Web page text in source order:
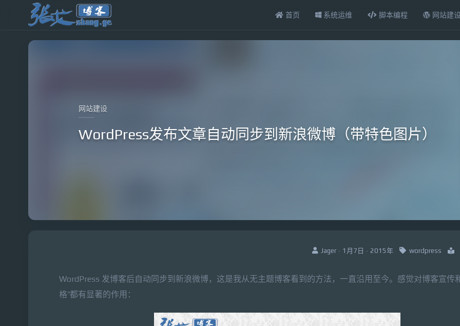
首页 系统运维 脚本编程 网站建
网站建设
WordPress发布文章自动同步到新浪微博（带特色图片）
Jager · 1月7日 · 2015年 wordpress
WordPress 发博客后自动同步到新浪微博，这是我从无主题博客看到的方法，一直沿用至今。感觉对博客宣传
格”都有显著的作用：